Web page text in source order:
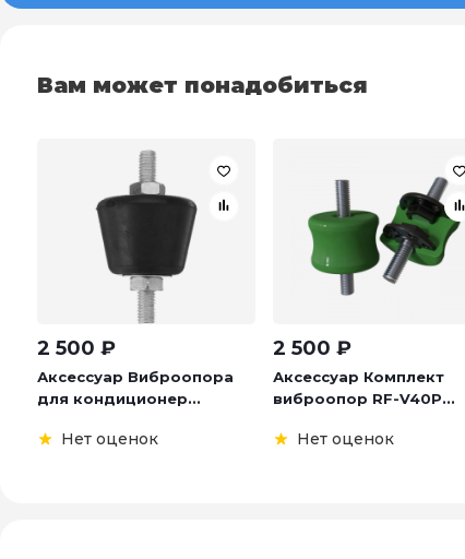
Вам может понадобиться
2 500 ₽
Аксессуар Виброопора
для кондиционер...
Нет оценок
2 500 ₽
Аксессуар Комплект
виброопор RF-V40P...
Нет оценок